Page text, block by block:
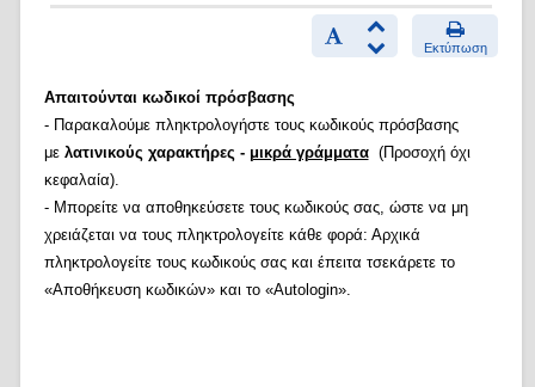
Εκτύπωση
Απαιτούνται κωδικοί πρόσβασης
- Παρακαλούμε πληκτρολογήστε τους κωδικούς πρόσβασης
με λατινικούς χαρακτήρες - μικρά γράμματα(Προσοχή όχι
κεφαλαία).
- Μπορείτε να αποθηκεύσετε τους κωδικούς σας, ώστε να μη
χρειάζεται να τους πληκτρολογείτε κάθε φορά: Αρχικά
πληκτρολογείτε τους κωδικούς σας και έπειτα τσεκάρετε το
«Αποθήκευση κωδικών» και το «Autologin».